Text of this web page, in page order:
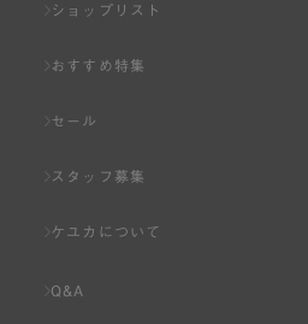
ショップリスト
おすすめ特集
セール
スタッフ募集
ケユカについて
Q&A